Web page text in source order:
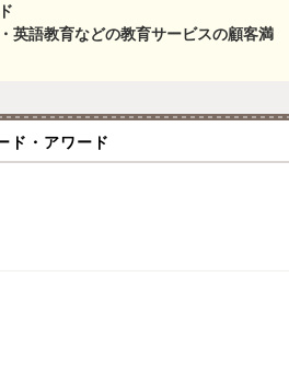
英語教育などの教育サービスの顧客満
ド・アワード